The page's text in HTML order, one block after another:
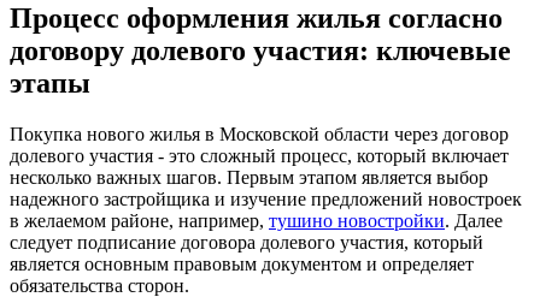
Процесс оформления жилья согласно
договору долевого участия: ключевые
этапы
Покупка нового жилья в Московской области через договор
долевого участия - это сложный процесс, который включает
несколько важных шагов. Первым этапом является выбор
надежного застройщика и изучение предложений новостроек
в желаемом районе, например, тушино новостройки. Далее
следует подписание договора долевого участия, который
является основным правовым документом и определяет
обязательства сторон.